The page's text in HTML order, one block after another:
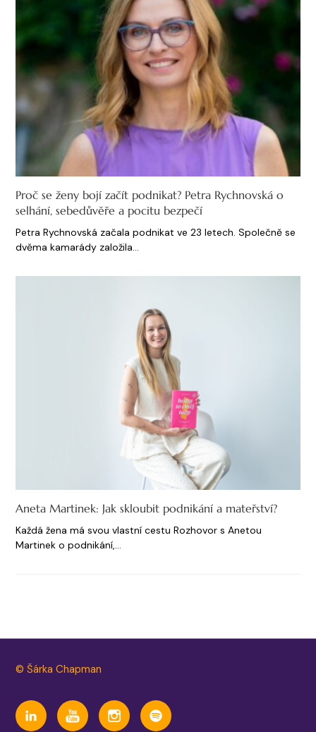
Proč se ženy bojí začít podnikat? Petra Rychnovská o
selhání, sebedůvěře a pocitu bezpečí
Petra Rychnovská začala podnikat ve 23 letech. Společně se
dvěma kamarády založila…
Aneta Martinek: Jak skloubit podnikání a mateřství?
Každá žena má svou vlastní cestu Rozhovor s Anetou
Martinek o podnikání,…
© Šárka Chapman